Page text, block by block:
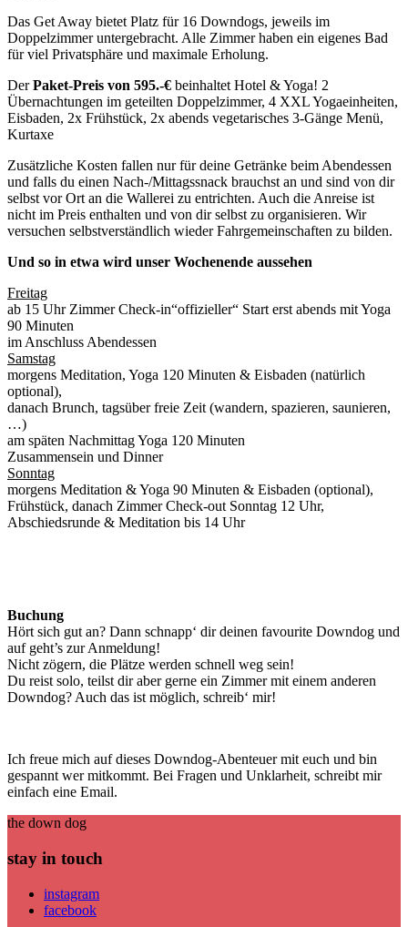
Das Get Away bietet Platz für 16 Downdogs, jeweils im
Doppelzimmer untergebracht. Alle Zimmer haben ein eigenes Bad
für viel Privatsphäre und maximale Erholung.
DerPaket-Preis von 595.-€ beinhaltet Hotel & Yoga! 2
Übernachtungen im geteilten Doppelzimmer, 4 XXL Yogaeinheiten,
Eisbaden, 2x Frühstück, 2x abends vegetarisches 3-Gänge Menü,
Kurtaxe
Zusätzliche Kosten fallen nur für deine Getränke beim Abendessen
und falls du einen Nach-/Mittagssnack brauchst an und sind von dir
selbst vor Ort an die Wallerei zu entrichten. Auch die Anreise ist
nicht im Preis enthalten und von dir selbst zu organisieren. Wir
versuchen selbstverständlich wieder Fahrgemeinschaften zu bilden.
Und so in etwa wird unser Wochenende aussehen
Freitag
ab 15 Uhr Zimmer Check-in“offizieller“ Start erst abends mit Yoga
90 Minuten
im Anschluss Abendessen
Samstag
morgens Meditation, Yoga 120 Minuten & Eisbaden (natürlich
optional),
danach Brunch, tagsüber freie Zeit (wandern, spazieren, saunieren,
…)
am späten Nachmittag Yoga 120 Minuten
Zusammensein und Dinner
Sonntag
morgens Meditation & Yoga 90 Minuten & Eisbaden (optional),
Frühstück, danach Zimmer Check-out Sonntag 12 Uhr,
Abschiedsrunde & Meditation bis 14 Uhr
Buchung
Hört sich gut an? Dann schnapp‘ dir deinen favourite Downdog und
auf geht’s zur Anmeldung!
Nicht zögern, die Plätze werden schnell weg sein!
Du reist solo, teilst dir aber gerne ein Zimmer mit einem anderen
Downdog? Auch das ist möglich, schreib‘ mir!
Ich freue mich auf dieses Downdog-Abenteuer mit euch und bin
gespannt wer mitkommt. Bei Fragen und Unklarheit, schreibt mir
einfach eine Email.
the down dog
stay in touch
instagram
facebook